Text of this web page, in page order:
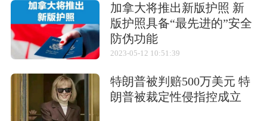
发动机
日立HA-42B 气冷星型9汽缸（280马
力）
最大起飞重
1,540千克
最大飞行速
度
178千米每小时
加拿大将推出新版护照 新
版护照具备“最先进的”安全
防伪功能
2023-05-12 10:51:39
特朗普被判赔500万美元 特
朗普被裁定性侵指控成立